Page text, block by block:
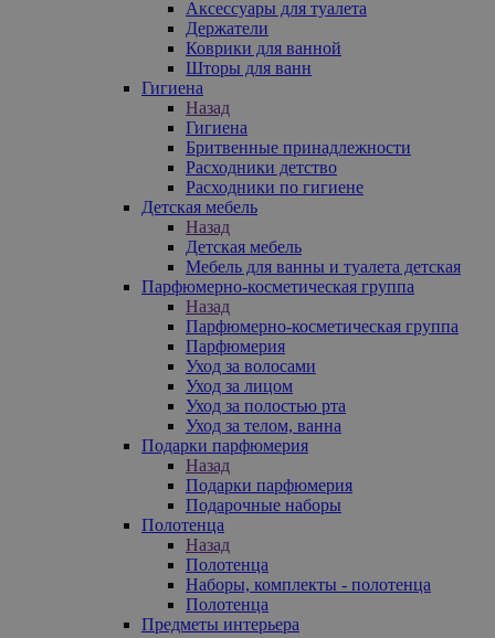
Аксессуары для туалета
Держатели
Коврики для ванной
Шторы для ванн
Гигиена
Назад
Гигиена
Бритвенные принадлежности
Расходники детство
Расходники по гигиене
Детская мебель
Назад
Детская мебель
Мебель для ванны и туалета детская
Парфюмерно-косметическая группа
Назад
Парфюмерно-косметическая группа
Парфюмерия
Уход за волосами
Уход за лицом
Уход за полостью рта
Уход за телом, ванна
Подарки парфюмерия
Назад
Подарки парфюмерия
Подарочные наборы
Полотенца
Назад
Полотенца
Наборы, комплекты - полотенца
Полотенца
Предметы интерьера